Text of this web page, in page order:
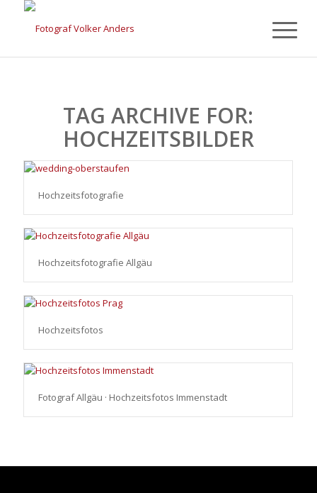
TAG ARCHIVE FOR:
HOCHZEITSBILDER
Hochzeitsfotografie
Hochzeitsfotografie Allgäu
Hochzeitsfotos
Fotograf Allgäu · Hochzeitsfotos Immenstadt